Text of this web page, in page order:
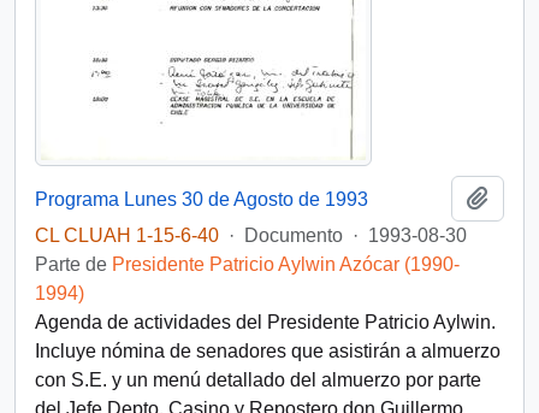
Programa Lunes 30 de Agosto de 1993
CL CLUAH 1-15-6-40 · Documento · 1993-08-30
Parte de Presidente Patricio Aylwin Azócar (1990-
1994)
Agenda de actividades del Presidente Patricio Aylwin.
Incluye nómina de senadores que asistirán a almuerzo
con S.E. y un menú detallado del almuerzo por parte
del Jefe Depto. Casino y Repostero don Guillermo